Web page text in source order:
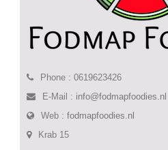
Phone : 0619623426
E-Mail : info@fodmapfoodies.nl
Web :fodmapfoodies.nl
Krab 15